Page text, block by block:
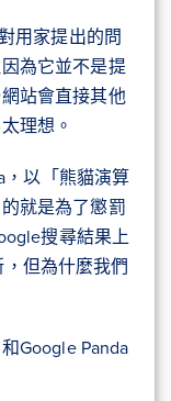
用家提出的問
為它並不是提
站會直接其他
理想。
，以「熊貓演算
就是為了懲罰
搜尋結果上
但為什麼我們
和Google Panda